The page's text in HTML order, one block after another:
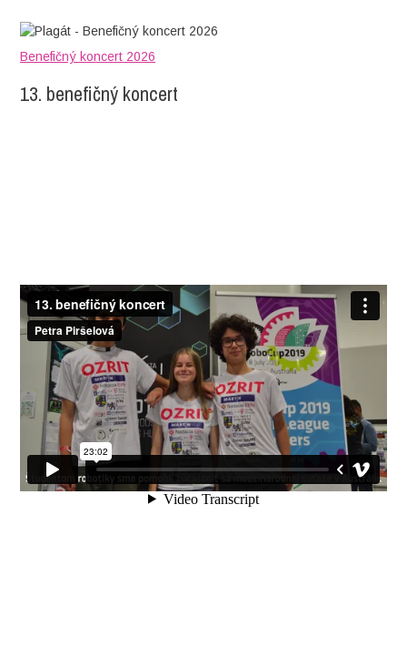
Benefičný koncert 2026
13. benefičný koncert